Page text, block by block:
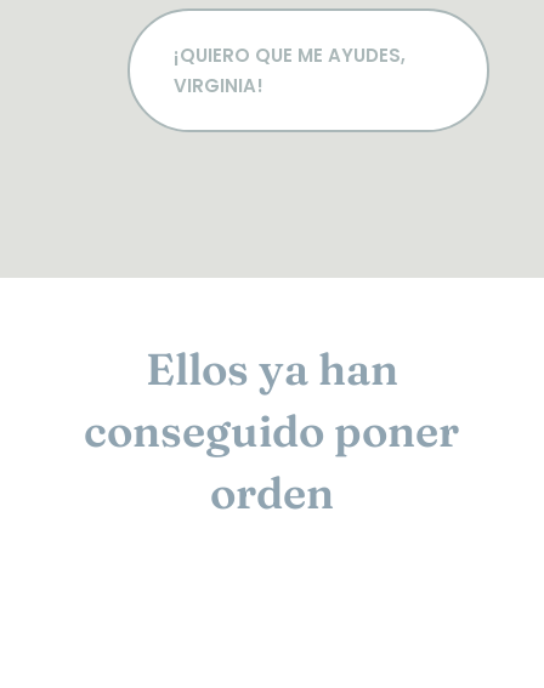
¡QUIERO QUE ME AYUDES,
VIRGINIA!
Ellos ya han
conseguido poner
orden